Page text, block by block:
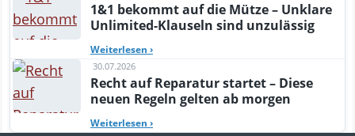
1&1 bekommt auf die Mütze – Unklare
Unlimited-Klauseln sind unzulässig
Weiterlesen ›
30.07.2026
Recht auf Reparatur startet – Diese
neuen Regeln gelten ab morgen
Weiterlesen ›